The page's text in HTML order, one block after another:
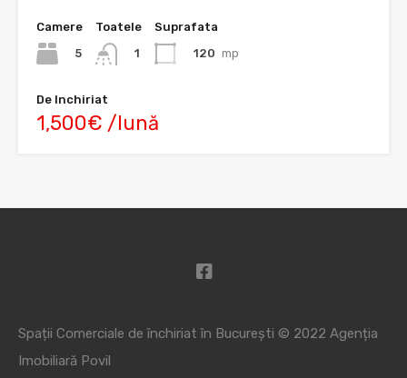
Camere
5
Toatele
1
Suprafata
120 mp
De Inchiriat
1,500€ /lună
Spații Comerciale de închiriat în București © 2022 Agenția
Imobiliară Povil